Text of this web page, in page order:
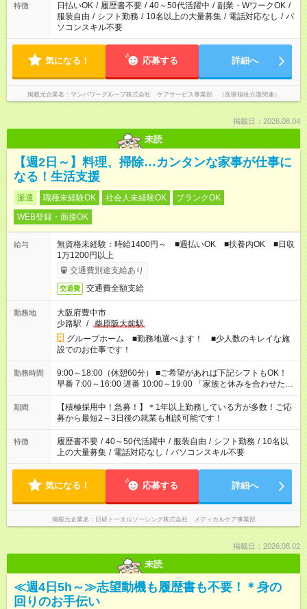
特徴 日払いOK / 履歴書不要 / 40～50代活躍中 / 副業・WワークOK /
服装自由 / シフト勤務 / 10名以上の大量募集 / 電話対応なし / パ
ソコンスキル不要
気になる！ 応募する 詳細へ
掲載元企業名 マンパワーグループ株式会社 ケアサービス事業部 （医療福祉介護関連）
掲載日：2026.08.04
未読
【週2日～】料理、掃除…カンタンな家事が仕事に
なる！生活支援
派遣 職種未経験OK 社会人未経験OK
ブランクOK
WEB登録・面接OK
給与
無資格未経験：時給1400円～ ■週払いOK ■扶養内OK ■日収
1万1200円以上
交通費別途支給あり
交通費 交通費全額支給
勤務地
大阪府豊中市
少路駅 / 柴原阪大前駅
グループホーム ■勤務地選べます！ ■少人数のキレイな施
設でのお仕事です！
勤務時間
9:00～18:00（休憩60分） ■ご希望があれば下記シフトもOK！
早番 7:00～16:00 遅番 10:00～19:00 「家族と休みを合わせた
い」 「余裕を持って夕飯の準備がしたい」 「できれば残業はし
たくない」 など、ご希望を教えてくださいね。 ※Wワーク希望
の方へ 今ご覧のお仕事で希望する勤務時間と、もう1つのお仕事
の勤務時間。 合計で週40時間を超える場合は応募できません。
期間
【積極採用中！急募！】＊1年以上勤務している方が多数！ご応
募から最短2～3日後の就業も相談可能です！
特徴 履歴書不要 / 40～50代活躍中 / 服装自由 / シフト勤務 / 10名以
上の大量募集 / 電話対応なし / パソコンスキル不要
気になる！ 応募する 詳細へ
掲載元企業名 日研トータルソーシング株式会社 メディカルケア事業部
掲載日：2026.08.02
未読
≪週4日5h～≫志望動機も履歴書も不要！＊身の
回りのお手伝い